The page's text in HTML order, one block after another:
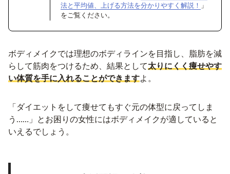
法と平均値、上げる方法を分かりやすく解説！
」
をご覧ください。
ボディメイクでは理想のボディラインを目指し、脂肪を減
らして筋肉をつけるため、結果として太りにくく痩せやす
い体質を手に入れることができますよ。
「ダイエットをして痩せてもすぐ元の体型に戻ってしま
う……」とお困りの女性にはボディメイクが適していると
いえるでしょう。